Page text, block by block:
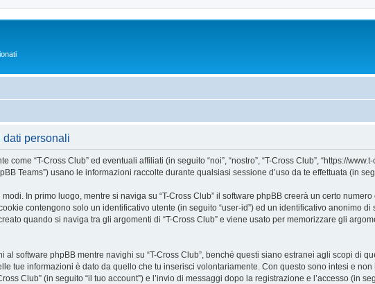
dati personali
“T-Cross Club” ed eventuali affiliati (in seguito “noi”, “nostro”, “T-Cross Club”, “https://www.t-
Teams”) usano le informazioni raccolte durante qualsiasi sessione d’uso da te effettuata (in
In primo luogo, mentre si naviga su “T-Cross Club” il software phpBB creerà un certo
contengono solo un identificativo utente (in seguito “user-id”) ed un identificativo anonimo
quando si naviga tra gli argomenti di “T-Cross Club” e viene usato per memorizzare gli
al software phpBB mentre navighi su “T-Cross Club”, benché questi siano estranei agli scopi di
tue informazioni è dato da quello che tu inserisci volontariamente. Con questo sono intesi e
Club” (in seguito “il tuo account”) e l’invio di messaggi dopo la registrazione e l’accesso (in